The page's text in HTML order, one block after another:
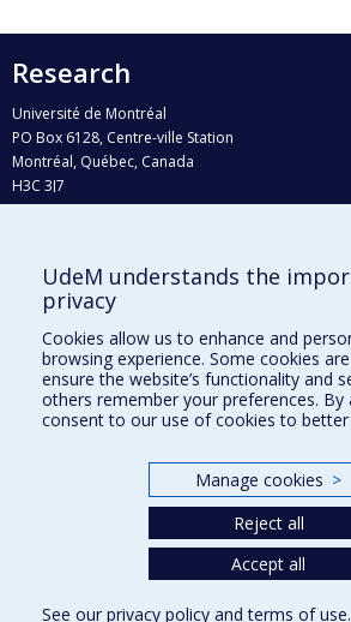
Research
Université de Montréal
PO Box 6128, Centre-ville Station
Montréal, Québec, Canada
H3C 3J7
Who does what?
Find us
Site map
Accessibility
UdeM understands the
privacy
Cookies allow us to enhance and
browsing experience. Some cookies
ensure the website’s functionality and
others remember your preferences. By
consent to our use of cookies to better
Manage cookies >
Reject all
Accept all
See our privacy policy andterms of use.